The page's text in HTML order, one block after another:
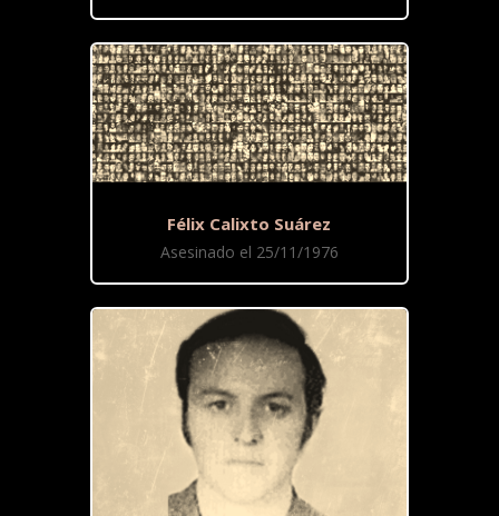
Félix Calixto Suárez
Asesinado el 25/11/1976